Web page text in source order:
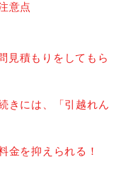
意点
見積もりをしてもら
きには、「引越れん
金を抑えられる！